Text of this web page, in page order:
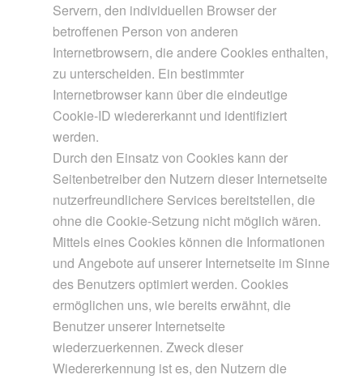
Servern, den individuellen Browser der
betroffenen Person von anderen
Internetbrowsern, die andere Cookies enthalten,
zu unterscheiden. Ein bestimmter
Internetbrowser kann über die eindeutige
Cookie-ID wiedererkannt und identifiziert
werden.
Durch den Einsatz von Cookies kann der
Seitenbetreiber den Nutzern dieser Internetseite
nutzerfreundlichere Services bereitstellen, die
ohne die Cookie-Setzung nicht möglich wären.
Mittels eines Cookies können die Informationen
und Angebote auf unserer Internetseite im Sinne
des Benutzers optimiert werden. Cookies
ermöglichen uns, wie bereits erwähnt, die
Benutzer unserer Internetseite
wiederzuerkennen. Zweck dieser
Wiedererkennung ist es, den Nutzern die